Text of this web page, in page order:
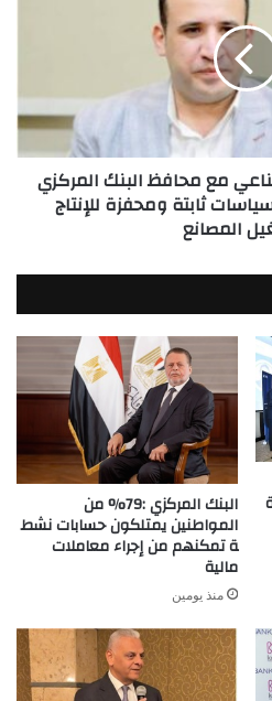
مع محافظ البنك المركزي
ثابتة ومحفزة للإنتاج
المصانع
البنك المركزي :79% من
المواطنين يمتلكون حسابات نشط
ة تمكنهم من إجراء معاملات
مالية
منذ يومين